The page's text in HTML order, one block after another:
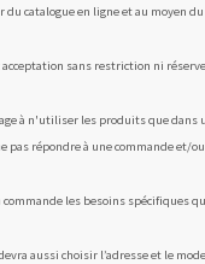
catalogue en ligne et au moyen
sans restriction ni
n'utiliser les produits que dans
pas répondre à une commande
les besoins spécifiques
aussi choisir l’adresse et le